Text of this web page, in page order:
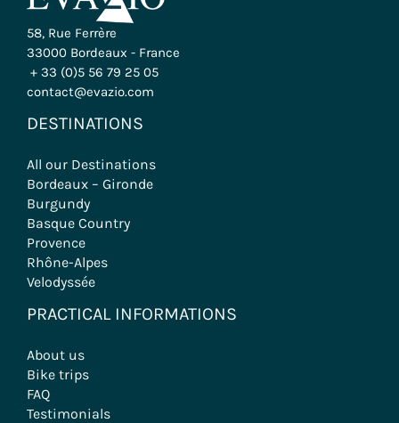
58, Rue Ferrère
33000 Bordeaux - France
+ 33 (0)5 56 79 25 05
contact@evazio.com
DESTINATIONS
All our Destinations
Bordeaux – Gironde
Burgundy
Basque Country
Provence
Rhône-Alpes
Velodyssée
PRACTICAL INFORMATIONS
About us
Bike trips
FAQ
Testimonials